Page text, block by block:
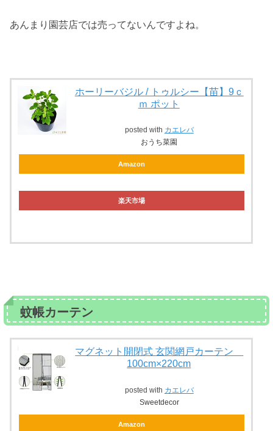
あんまり園芸店では売ってないんですよね。
ホーリーバジル / トゥルシー【苗】9ｃ
ｍ ポット
posted with カエレバ
おうち菜園
Amazon
楽天市場
蚊帳カーテン
マグネット開閉式 玄関網戸カーテン
100cm×220cm
posted with カエレバ
Sweetdecor
Amazon